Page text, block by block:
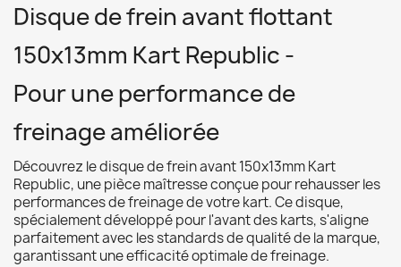
Disque de frein avant flottant
150x13mm Kart Republic -
Pour une performance de
freinage améliorée
Découvrez le disque de frein avant 150x13mm Kart
Republic, une pièce maîtresse conçue pour rehausser les
performances de freinage de votre kart. Ce disque,
spécialement développé pour l'avant des karts, s'aligne
parfaitement avec les standards de qualité de la marque,
garantissant une efficacité optimale de freinage.